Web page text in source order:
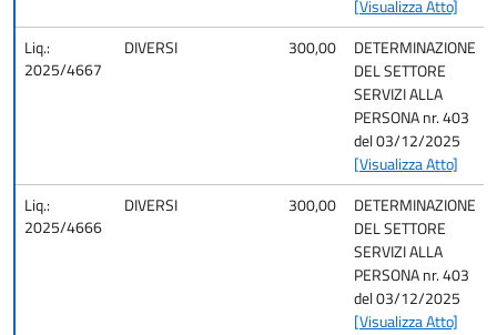
[Visualizza Atto]
Liq.:
2025/4667
DIVERSI 300,00
DETERMINAZIONE
DEL SETTORE
SERVIZI ALLA
PERSONA nr. 403
del 03/12/2025
[Visualizza Atto]
Liq.:
2025/4666
DIVERSI 300,00
DETERMINAZIONE
DEL SETTORE
SERVIZI ALLA
PERSONA nr. 403
del 03/12/2025
[Visualizza Atto]